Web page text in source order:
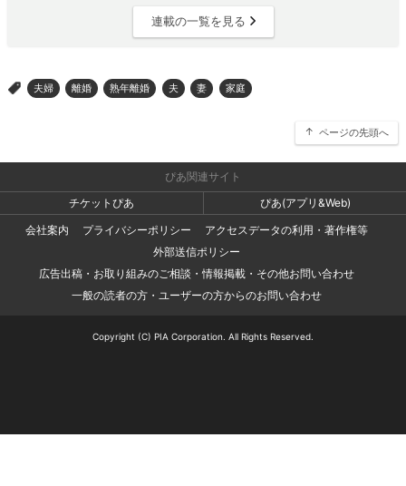
連載の一覧を見る
> 夫婦 離婚 熟年離婚 夫 妻 家庭
ページの先頭へ
ぴあ関連サイト
チケットぴあ
ぴあ(アプリ&Web)
会社案内
プライバシーポリシー
アクセスデータの利用・著作権等
外部送信ポリシー
広告出稿・お取り組みのご相談・情報掲載・その他お問い合わせ
一般の読者の方・ユーザーの方からのお問い合わせ
Copyright (C) PIA Corporation. All Rights Reserved.